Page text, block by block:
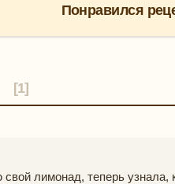
Понравился
[1]
лимонад, теперь узнала,